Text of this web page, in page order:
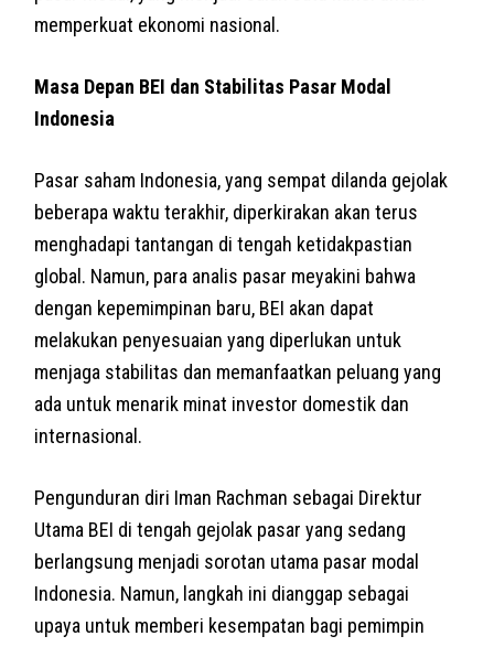
memperkuat ekonomi nasional.
Masa Depan BEI dan Stabilitas Pasar Modal
Indonesia
Pasar saham Indonesia, yang sempat dilanda gejolak
beberapa waktu terakhir, diperkirakan akan terus
menghadapi tantangan di tengah ketidakpastian
global. Namun, para analis pasar meyakini bahwa
dengan kepemimpinan baru, BEI akan dapat
melakukan penyesuaian yang diperlukan untuk
menjaga stabilitas dan memanfaatkan peluang yang
ada untuk menarik minat investor domestik dan
internasional.
Pengunduran diri Iman Rachman sebagai Direktur
Utama BEI di tengah gejolak pasar yang sedang
berlangsung menjadi sorotan utama pasar modal
Indonesia. Namun, langkah ini dianggap sebagai
upaya untuk memberi kesempatan bagi pemimpin